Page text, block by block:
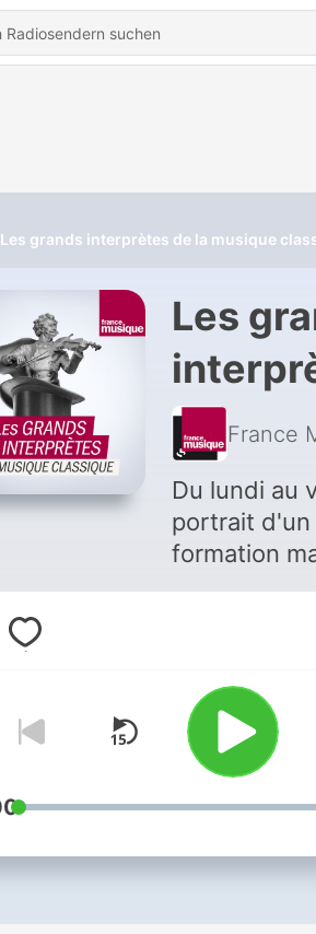
Les grands interprètes de la musique
Les
France
Du lundi au
portrait
formation
musique
de la
discographique. Vous
podcast ?
les
rendez-